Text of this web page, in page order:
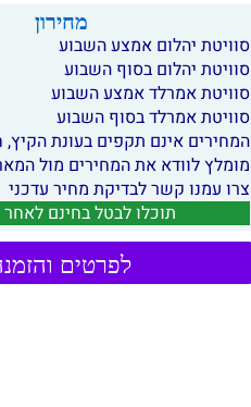
מחירון
סוויטת יהלום אמצע השבוע
סוויטת יהלום בסוף השבוע
סוויטת אמרלד אמצע השבוע
סוויטת אמרלד בסוף השבוע
המחירים אינם תקפים בעונת הקיץ,
מומלץ לוודא את המחירים מול
צרו עמנו קשר לבדיקת מחיר עדכני
תוכלו לבטל בחינם
לפרטים